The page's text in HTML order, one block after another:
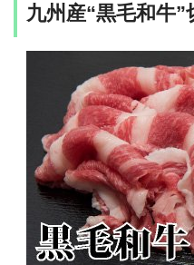
九州産“黒毛和牛